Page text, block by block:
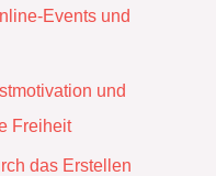
Events und
und
Freiheit
das Erstellen